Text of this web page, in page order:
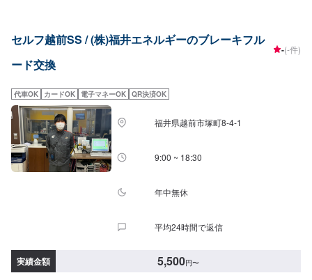
セルフ越前SS / (株)福井エネルギーのブレーキフル
ード交換
-(-件)
代車OK カードOK 電子マネーOK QR決済OK
福井県越前市塚町8-4-1
9:00 ~ 18:30
年中無休
平均24時間で返信
実績金額 5,500円〜